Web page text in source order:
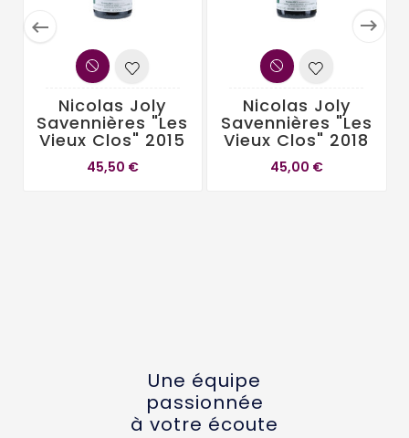
 
Nicolas Joly
Savennières "Les
Vieux Clos" 2015
45,50 €
Nicolas Joly
Savennières "Les
Vieux Clos" 2018
45,00 €
Une équipe
passionnée
à votre écoute